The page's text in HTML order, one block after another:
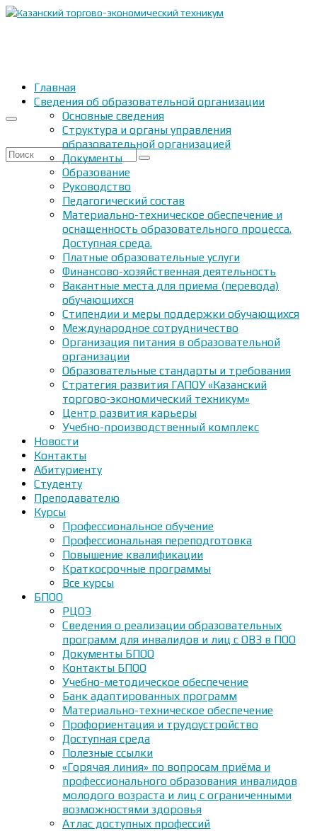
Искать:
Главная
Сведения об образовательной организации
Основные сведения
Структура и органы управления
образовательной организацией
Документы
Образование
Руководство
Педагогический состав
Материально-техническое обеспечение и
оснащенность образовательного процесса.
Доступная среда.
Платные образовательные услуги
Финансово-хозяйственная деятельность
Вакантные места для приема (перевода)
обучающихся
Стипендии и меры поддержки обучающихся
Международное сотрудничество
Организация питания в образовательной
организации
Образовательные стандарты и требования
Стратегия развития ГАПОУ «Казанский
торгово-экономический техникум»
Центр развития карьеры
Учебно-производственный комплекс
Новости
Контакты
Абитуриенту
Студенту
Преподавателю
Курсы
Профессиональное обучение
Профессиональная переподготовка
Повышение квалификации
Краткосрочные программы
Все курсы
БПОО
РЦОЭ
Сведения о реализации образовательных
программ для инвалидов и лиц с ОВЗ в ПОО
Документы БПОО
Контакты БПОО
Учебно-методическое обеспечение
Банк адаптированных программ
Материально-техническое обеспечение
Профориентация и трудоустройство
Доступная среда
Полезные ссылки
«Горячая линия» по вопросам приёма и
профессионального образования инвалидов
молодого возраста и лиц с ограниченными
возможностями здоровья
Атлас доступных профессий